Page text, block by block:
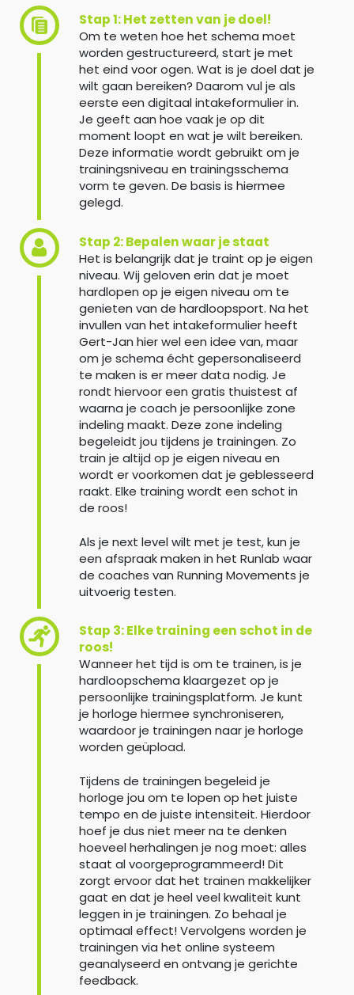
Stap 1: Het zetten van je doel!
Om te weten hoe het schema moet
worden gestructureerd, start je met
het eind voor ogen. Wat is je doel dat je
wilt gaan bereiken? Daarom vul je als
eerste een digitaal intakeformulier in.
Je geeft aan hoe vaak je op dit
moment loopt en wat je wilt bereiken.
Deze informatie wordt gebruikt om je
trainingsniveau en trainingsschema
vorm te geven. De basis is hiermee
gelegd.
Stap 2: Bepalen waar je staat
Het is belangrijk dat je traint op je eigen
niveau. Wij geloven erin dat je moet
hardlopen op je eigen niveau om te
genieten van de hardloopsport. Na het
invullen van het intakeformulier heeft
Gert-Jan hier wel een idee van, maar
om je schema écht gepersonaliseerd
te maken is er meer data nodig. Je
rondt hiervoor een gratis thuistest af
waarna je coach je persoonlijke zone
indeling maakt. Deze zone indeling
begeleidt jou tijdens je trainingen. Zo
train je altijd op je eigen niveau en
wordt er voorkomen dat je geblesseerd
raakt. Elke training wordt een schot in
de roos!
Als je next level wilt met je test, kun je
een afspraak maken in het Runlab waar
de coaches van Running Movements je
uitvoerig testen.
Stap 3: Elke training een schot in de
roos!
Wanneer het tijd is om te trainen, is je
hardloopschema klaargezet op je
persoonlijke trainingsplatform. Je kunt
je horloge hiermee synchroniseren,
waardoor je trainingen naar je horloge
worden geüpload.
Tijdens de trainingen begeleid je
horloge jou om te lopen op het juiste
tempo en de juiste intensiteit. Hierdoor
hoef je dus niet meer na te denken
hoeveel herhalingen je nog moet: alles
staat al voorgeprogrammeerd! Dit
zorgt ervoor dat het trainen makkelijker
gaat en dat je heel veel kwaliteit kunt
leggen in je trainingen. Zo behaal je
optimaal effect! Vervolgens worden je
trainingen via het online systeem
geanalyseerd en ontvang je gerichte
feedback.